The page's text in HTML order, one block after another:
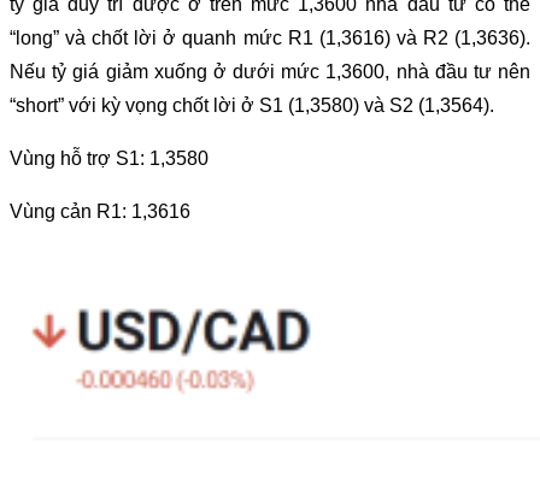
tỷ giá duy trì được ở trên mức 1,3600 nhà đầu tư có thể
“long” và chốt lời ở quanh mức R1 (1,3616) và R2 (1,3636).
Nếu tỷ giá giảm xuống ở dưới mức 1,3600, nhà đầu tư nên
“short” với kỳ vọng chốt lời ở S1 (1,3580) và S2 (1,3564).
Vùng hỗ trợ S1: 1,3580
Vùng cản R1: 1,3616